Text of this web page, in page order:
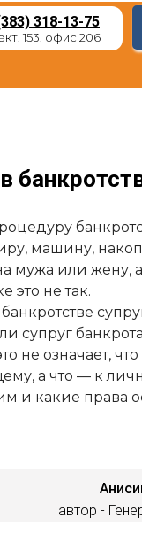
153, офис 206
318-13-75
машину,
мужа или жену,
это не так.
супруг
не означает, что
а что — к
и какие права
автор -